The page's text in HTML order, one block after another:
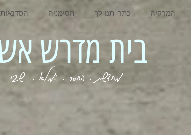
הסדנאות הסימניה כתר יתנו לך המרקיה
מחדשת . החסר . המלא . שבי